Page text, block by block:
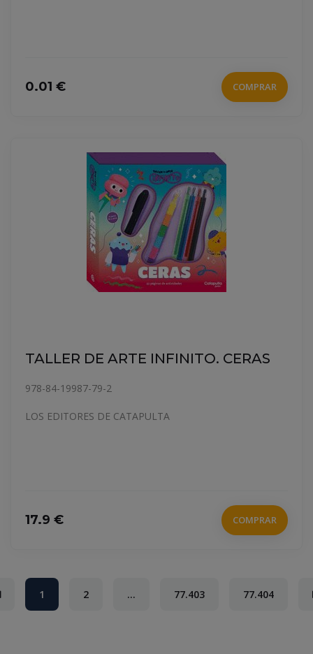
0.01 € COMPRAR
TALLER DE ARTE INFINITO. CERAS
978-84-19987-79-2
LOS EDITORES DE CATAPULTA
17.9 € COMPRAR
1 (current)2 ... 77.403 77.404